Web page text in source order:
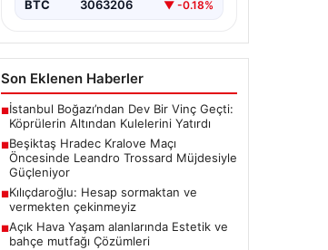
BTC 3063206 ▼ -0.18%
Son Eklenen Haberler
■İstanbul Boğazı’ndan Dev Bir Vinç Geçti:
Köprülerin Altından Kulelerini Yatırdı
■Beşiktaş Hradec Kralove Maçı
Öncesinde Leandro Trossard Müjdesiyle
Güçleniyor
■Kılıçdaroğlu: Hesap sormaktan ve
vermekten çekinmeyiz
■Açık Hava Yaşam alanlarında Estetik ve
bahçe mutfağı Çözümleri